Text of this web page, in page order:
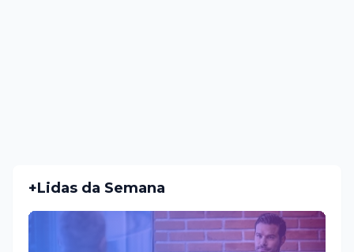
+Lidas da Semana